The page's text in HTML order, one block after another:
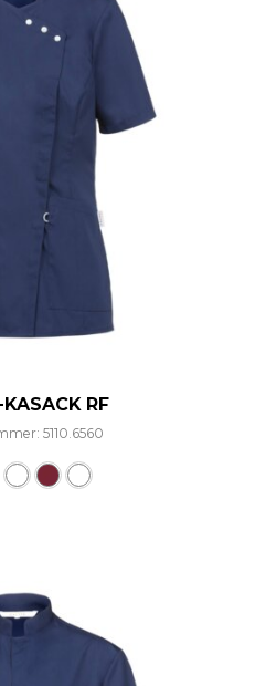
RF
5110.6560